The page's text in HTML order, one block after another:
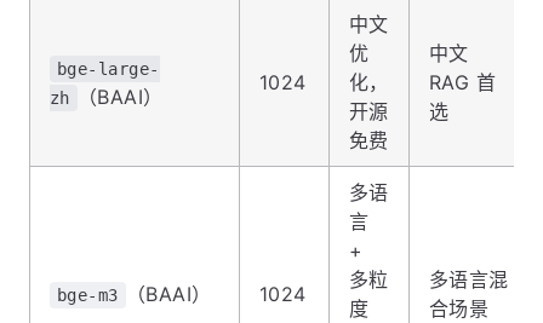
bge-large-
zh
（BAAI）
1024
中文
优
化，
开源
免费
中文
RAG 首
选
bge-m3 （BAAI） 1024
多语
言
+
多粒
度
多语言混
合场景